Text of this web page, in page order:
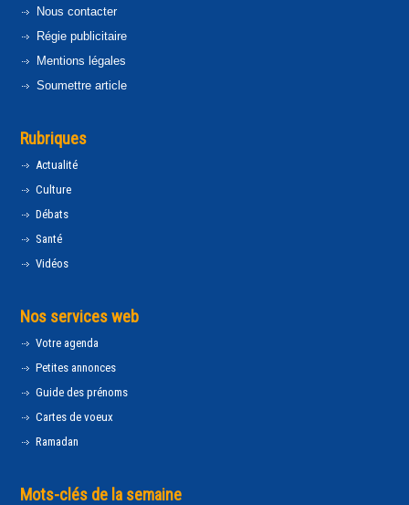
Nous contacter
Régie publicitaire
Mentions légales
Soumettre article
Rubriques
Actualité
Culture
Débats
Santé
Vidéos
Nos services web
Votre agenda
Petites annonces
Guide des prénoms
Cartes de voeux
Ramadan
Mots-clés de la semaine